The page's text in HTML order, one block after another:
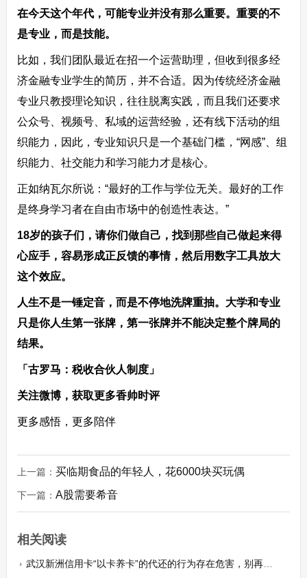
在今天这个年代，可能专业并没有那么重要。重要的不
是专业，而是技能。
比如，我们团队最近在招一个运营助理，但收到很多经
济金融专业学生的简历，并不合适。因为传统经济金融
专业只教授理论知识，往往脱离实践，而且我们还要求
公众号、视频号、私域的运营经验，还有线下活动的组
织能力，因此，专业知识只是一个基础门槛，“网感”、组
织能力、社交能力和学习能力才是核心。
正如纳瓦尔所说：“最好的工作与学位无关。最好的工作
是终身学习者在自由市场中的创造性表达。”
18岁的孩子们，请你们做自己，找到那些自己做起来得
心应手，容易形成正反馈的事情，然后用数字工具放大
这个效应。
人生不是一锤定音，而是不停地洗牌重抽。大学和专业
只是你人生第一张牌，第一张牌并不能决定整个牌局的
结果。
「古罗马：税收合伙人制度」
关注微博，获取更多香帅时评
更多感悟，更多陪伴
上一篇： 买临期食品的年轻人，花6000块买玩偶
下一篇： A股需要希音
相关阅读
武汉新洲信用卡“以卡养卡”的代还的行为存在危害，别再傻傻的“倒”卡了！